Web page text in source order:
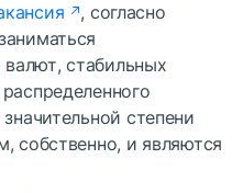
, согласно
стабильных
степени
собственно, и являются